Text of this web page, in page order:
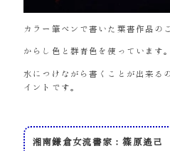
カラー筆ペンで書いた葉書作品の
からし色と群青色を使っています。
水につけながら書くことが出来る
イントです。
湘南鎌倉女流書家：篠原遙己